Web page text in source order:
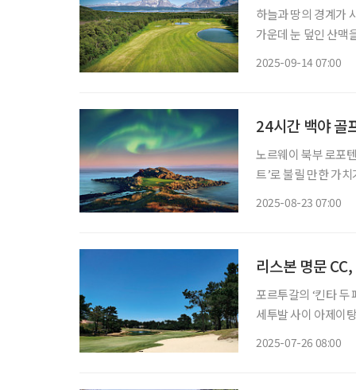
하늘과 땅의 경계가
가운데 눈 덮인 산맥
2025-09-14 07:00
24시간 백야 골
노르웨이 북부 로포
트’로 불릴 만한 가
2025-08-23 07:00
리스본 명문
포르투갈의 ‘킨타
세투발 사이 아제이
2025-07-26 08:00